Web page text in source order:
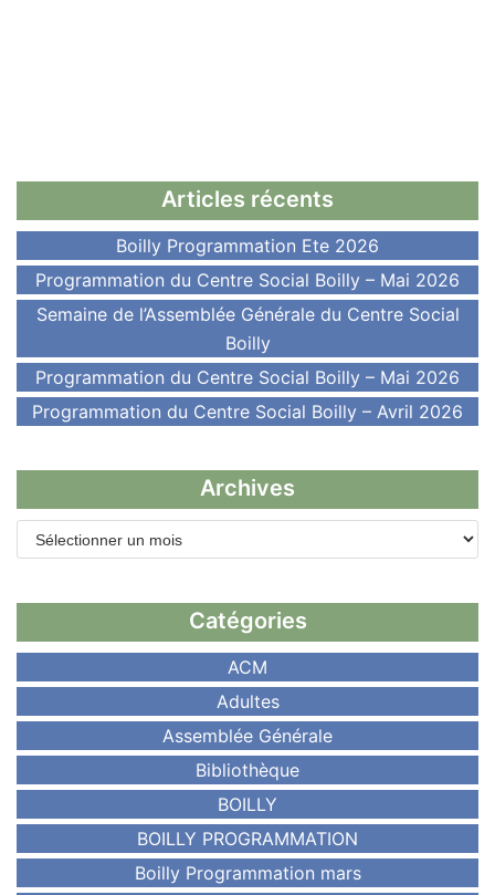
Articles récents
Boilly Programmation Ete 2026
Programmation du Centre Social Boilly – Mai 2026
Semaine de l’Assemblée Générale du Centre Social
Boilly
Programmation du Centre Social Boilly – Mai 2026
Programmation du Centre Social Boilly – Avril 2026
Archives
Catégories
ACM
Adultes
Assemblée Générale
Bibliothèque
BOILLY
BOILLY PROGRAMMATION
Boilly Programmation mars